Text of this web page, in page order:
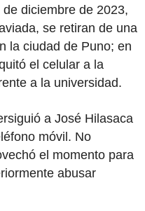
diciembre de 2023,
se retiran de una
la ciudad de Puno; en
el celular a la
a la universidad.
a José Hilasaca
móvil. No
el momento para
abusar